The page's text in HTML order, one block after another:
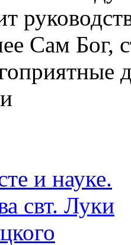
Сам Бог,